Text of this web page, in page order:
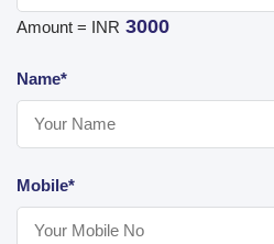
Amount = INR 3000
Name*
Mobile*